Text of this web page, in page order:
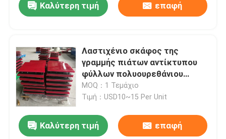
Καλύτερη τιμή επαφή
Λαστιχένιο σκάφος της
γραμμής πιάτων αντίκτυπου
φύλλων πολυουρεθάνιου
υδατοπτώσεων με το
υποστηρίζοντας πιάτο χάλυβα
MOQ：1 Τεμάχιο
Τιμή：USD10~15 Per Unit
Καλύτερη τιμή επαφή